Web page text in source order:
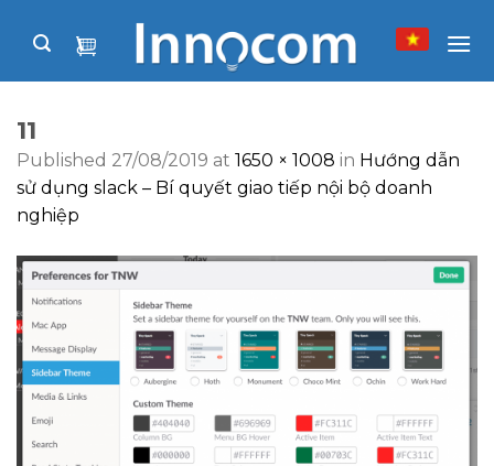
11
Published 27/08/2019 at 1650 × 1008 in Hướng dẫn
sử dụng slack – Bí quyết giao tiếp nội bộ doanh
nghiệp